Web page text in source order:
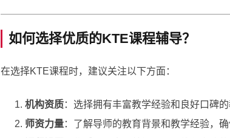
如何选择优质的KTE课程辅导？
在选择KTE课程时，建议关注以下方面：
机构资质：选择拥有丰富教学经验和良好口碑的
师资力量：了解导师的教育背景和教学经验，